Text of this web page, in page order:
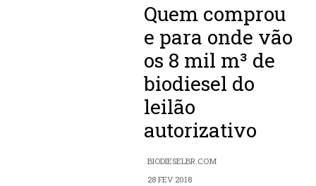
Quem comprou
e para onde vão
os 8 mil m³ de
biodiesel do
leilão
autorizativo
BIODIESELBR.COM
28 FEV 2018